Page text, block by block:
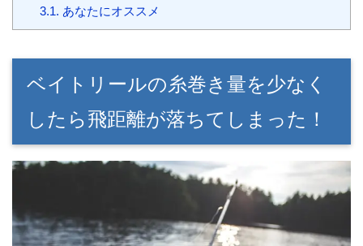
3.1. あなたにオススメ
ベイトリールの糸巻き量を少なく
したら飛距離が落ちてしまった！